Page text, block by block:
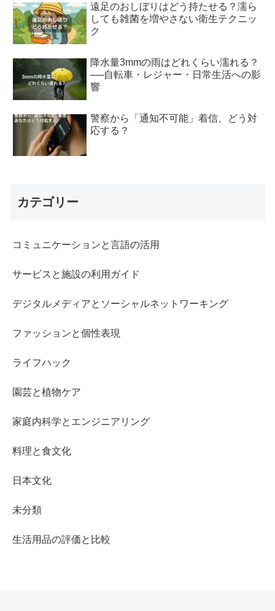
遠足のおしぼりはどう持たせる？濡ら
しても雑菌を増やさない衛生テクニッ
ク
降水量3mmの雨はどれくらい濡れる？
──自転車・レジャー・日常生活への影
響
警察から「通知不可能」着信、どう対
応する？
カテゴリー
コミュニケーションと言語の活用
サービスと施設の利用ガイド
デジタルメディアとソーシャルネットワーキング
ファッションと個性表現
ライフハック
園芸と植物ケア
家庭内科学とエンジニアリング
料理と食文化
日本文化
未分類
生活用品の評価と比較